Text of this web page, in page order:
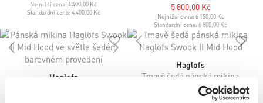
Nejnižší cena:4 400,00 Kč
Standardní cena: 4 400,00 Kč
5 800,00 Kč
Nejnižší cena: 6 150,00 Kč
Standardní cena:6 800,00 Kč
Haglofs
Haglofs
Tmavě šedá pánská mikina
Haglöfs Swook II Mid Hood